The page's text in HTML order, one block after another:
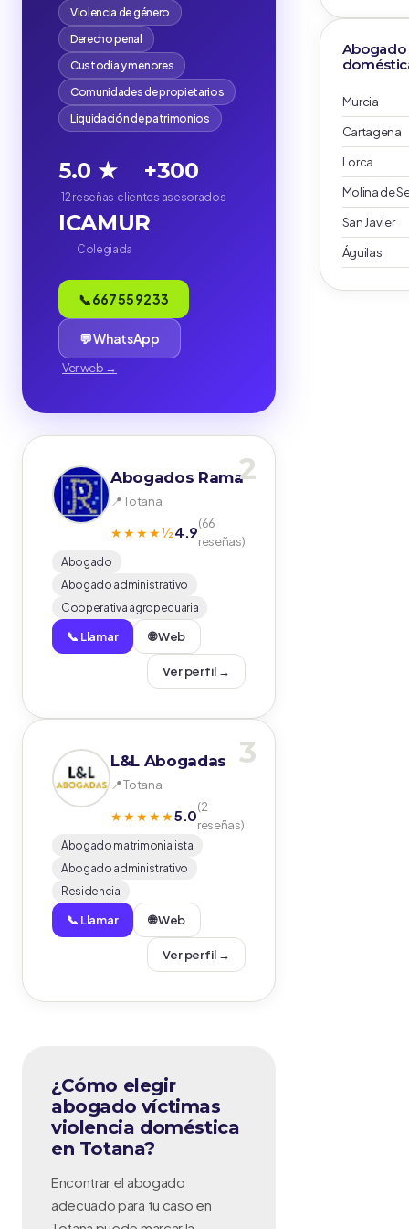
Violencia de género
Derecho penal
Custodia y menores
Comunidades de propietarios
Liquidación de patrimonios
5.0 ★
12 reseñas
+300
clientes asesorados
ICAMUR
Colegiada
📞 667 55 92 33
💬 WhatsApp
Ver web →
2
Abogados Rama
📍 Totana
★★★★½4.9(66
reseñas)
Abogado
Abogado administrativo
Cooperativa agropecuaria
📞 Llamar 🌐 Web
Ver perfil →
3
L&L Abogadas
📍 Totana
★★★★★5.0(2
reseñas)
Abogado matrimonialista
Abogado administrativo
Residencia
📞 Llamar 🌐 Web
Ver perfil →
¿Cómo elegir
abogado víctimas
violencia doméstica
en Totana?
Encontrar el abogado
adecuado para tu caso en
Abogado
Murcia
Cartagena
Lorca
Molina de
San Javier
Águilas